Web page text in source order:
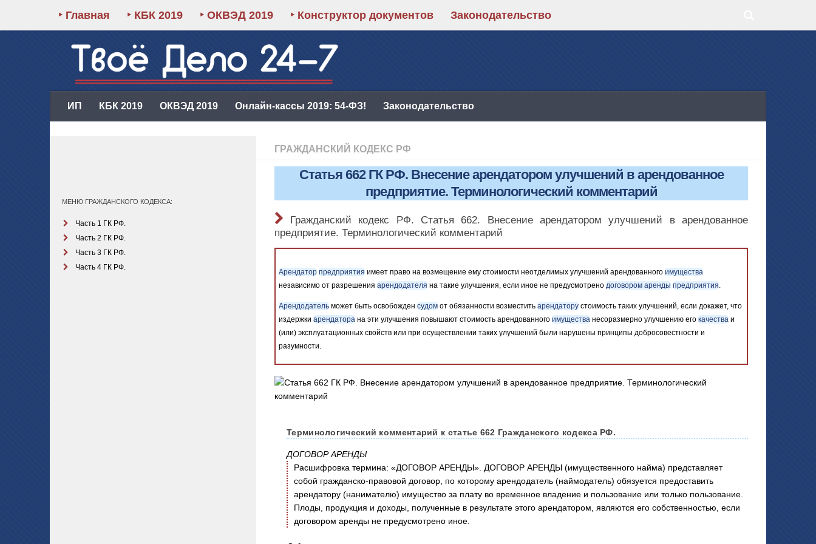
‣ Главная ‣ КБК 2019 ‣ ОКВЭД 2019 ‣ Конструктор документов Законодательство
ИП КБК 2019 ОКВЭД 2019 Онлайн-кассы 2019: 54-ФЗ! Законодательство
ГРАЖДАНСКИЙ КОДЕКС РФ
Статья 662 ГК РФ. Внесение арендатором улучшений в арендованное
предприятие. Терминологический комментарий
Гражданский кодекс РФ. Статья 662. Внесение арендатором улучшений в арендованное
предприятие. Терминологический комментарий
Арендатор предприятия имеет право на возмещение ему стоимости неотделимых улучшений арендованного имущества
независимо от разрешения арендодателя на такие улучшения, если иное не предусмотрено договором аренды предприятия.
Арендодатель может быть освобожден судом от обязанности возместить арендатору стоимость таких улучшений, если докажет, что
издержки арендатора на эти улучшения повышают стоимость арендованного имущества несоразмерно улучшению его качества и
(или) эксплуатационных свойств или при осуществлении таких улучшений были нарушены принципы добросовестности и
разумности.
Терминологический комментарий к статье 662 Гражданского кодекса РФ.
ДОГОВОР АРЕНДЫ
Расшифровка термина: «ДОГОВОР АРЕНДЫ». ДОГОВОР АРЕНДЫ (имущественного найма) представляет
собой гражданско-правовой договор, по которому арендодатель (наймодатель) обязуется предоставить
арендатору (нанимателю) имущество за плату во временное владение и пользование или только пользование.
Плоды, продукция и доходы, полученные в результате этого арендатором, являются его собственностью, если
договором аренды не предусмотрено иное.
МЕНЮ ГРАЖДАНСКОГО КОДЕКСА:
Часть 1 ГК РФ.
Часть 2 ГК РФ.
Часть 3 ГК РФ.
Часть 4 ГК РФ.